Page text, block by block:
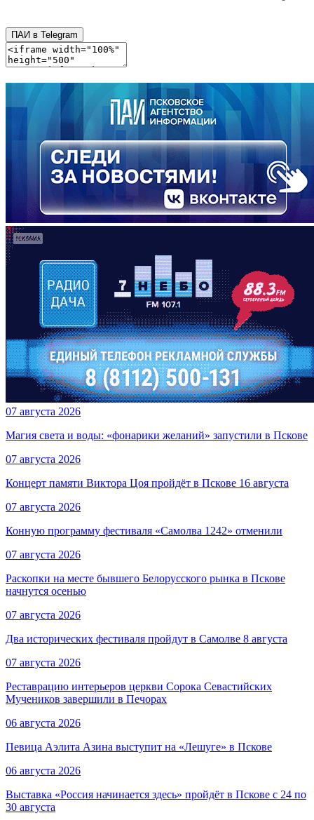
ПАИ в Telegram
07 августа 2026
Магия света и воды: «фонарики желаний» запустили в Пскове
07 августа 2026
Концерт памяти Виктора Цоя пройдёт в Пскове 16 августа
07 августа 2026
Конную программу фестиваля «Самолва 1242» отменили
07 августа 2026
Раскопки на месте бывшего Белорусского рынка в Пскове
начнутся осенью
07 августа 2026
Два исторических фестиваля пройдут в Самолве 8 августа
07 августа 2026
Реставрацию интерьеров церкви Сорока Севастийских
Мучеников завершили в Печорах
06 августа 2026
Певица Аэлита Азина выступит на «Лешуге» в Пскове
06 августа 2026
Выставка «Россия начинается здесь» пройдёт в Пскове с 24 по
30 августа